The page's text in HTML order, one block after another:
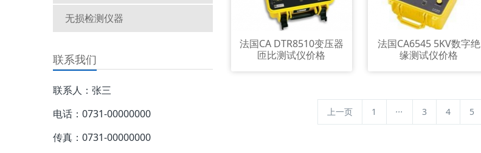
法国CA DTR8510变压器
匝比测试仪价格
法国CA6545 5KV数字绝
缘测试仪价格
上一页 1 ... 3 4 5
无损检测仪器
联系我们
联系人：张三
电话：0731-00000000
传真：0731-00000000